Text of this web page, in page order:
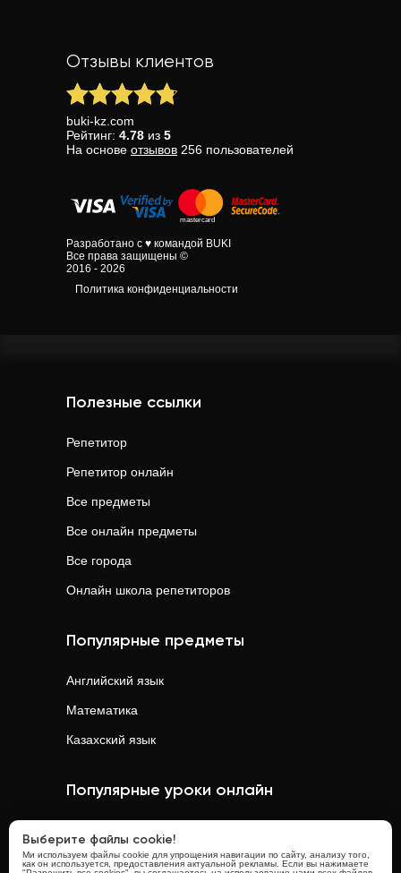
Отзывы клиентов
buki-kz.com
Рейтинг: 4.78 из 5
На основе отзывов 256 пользователей
Разработано с ♥ командой BUKI
Все права защищены ©
2016 - 2026
Политика конфиденциальности
Полезные ссылки
Репетитор
Репетитор онлайн
Все предметы
Все онлайн предметы
Все города
Онлайн школа репетиторов
Популярные предметы
Английский язык
Математика
Казахский язык
Популярные уроки онлайн
Физикаонлайн
Выберите файлы cookie!
Ми используем файлы cookie для упрощения навигации по сайту, анализу того,
как он используется, предоставления актуальной рекламы. Если вы нажимаете